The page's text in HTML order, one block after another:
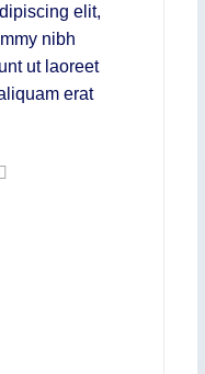
elit,
nibh
ut laoreet
erat